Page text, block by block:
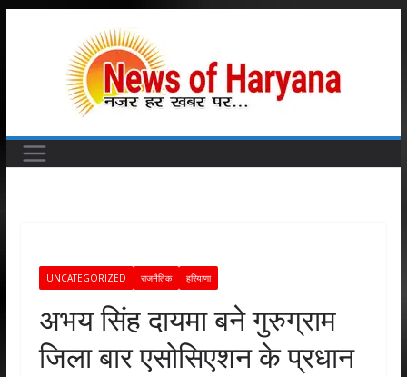
UNCATEGORIZED राजनैतिक हरियाणा
अभय सिंह दायमा बने गुरुग्राम
जिला बार एसोसिएशन के प्रधान